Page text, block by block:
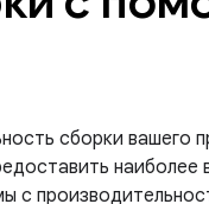
сборки вашего
наиболее
с